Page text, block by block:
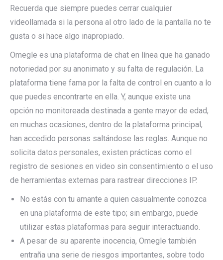
Recuerda que siempre puedes cerrar cualquier
videollamada si la persona al otro lado de la pantalla no te
gusta o si hace algo inapropiado.
Omegle es una plataforma de chat en línea que ha ganado
notoriedad por su anonimato y su falta de regulación. La
plataforma tiene fama por la falta de control en cuanto a lo
que puedes encontrarte en ella. Y, aunque existe una
opción no monitoreada destinada a gente mayor de edad,
en muchas ocasiones, dentro de la plataforma principal,
han accedido personas saltándose las reglas. Aunque no
solicita datos personales, existen prácticas como el
registro de sesiones en video sin consentimiento o el uso
de herramientas externas para rastrear direcciones IP.
No estás con tu amante a quien casualmente conozca
en una plataforma de este tipo; sin embargo, puede
utilizar estas plataformas para seguir interactuando.
A pesar de su aparente inocencia, Omegle también
entraña una serie de riesgos importantes, sobre todo